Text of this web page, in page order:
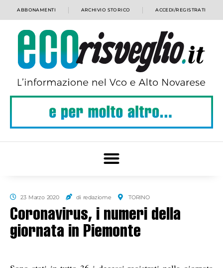
ABBONAMENTI ARCHIVIO STORICO ACCEDI/REGISTRATI
23 Marzo 2020 di redaziome TORINO
Coronavirus, i numeri della
giornata in Piemonte